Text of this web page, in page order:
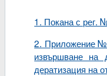
1. Покана с рег.
2. Приложение №
извършване на
дератизация на